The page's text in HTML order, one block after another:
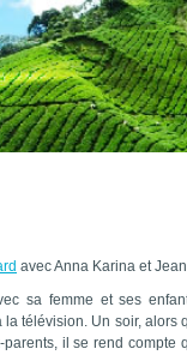
avec Anna Karina et
sa femme et ses
télévision. Un soir, alors
il se rend compte